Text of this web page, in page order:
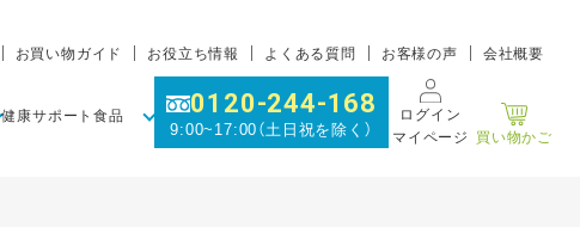
お買い物ガイド お役立ち情報 よくある質問 お客様の声 会社概要
健康サポート食品 0120-244-168
9:00~17:00（土日祝を除く）
ログイン
マイページ 買い物かご